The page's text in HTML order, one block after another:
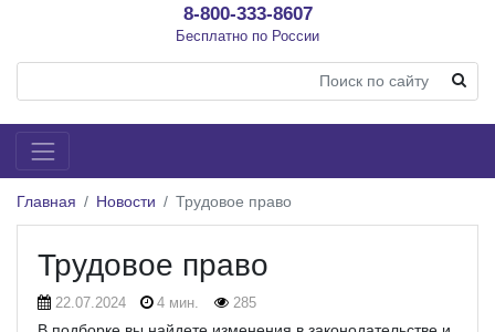
8-800-333-8607
Бесплатно по России
Главная Новости Трудовое право
Трудовое право
22.07.2024 4 мин. 285